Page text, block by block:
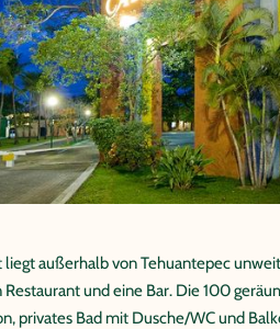
liegt außerhalb von Tehuantepec
und eine Bar. Die 100
privates Bad mit Dusche/WC und